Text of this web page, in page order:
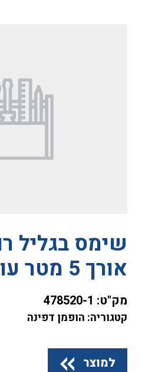
אורך 5 מטר עובי 1.0
מק"ט: 478520-1
קטגוריה: הופמן דפינה
למוצר